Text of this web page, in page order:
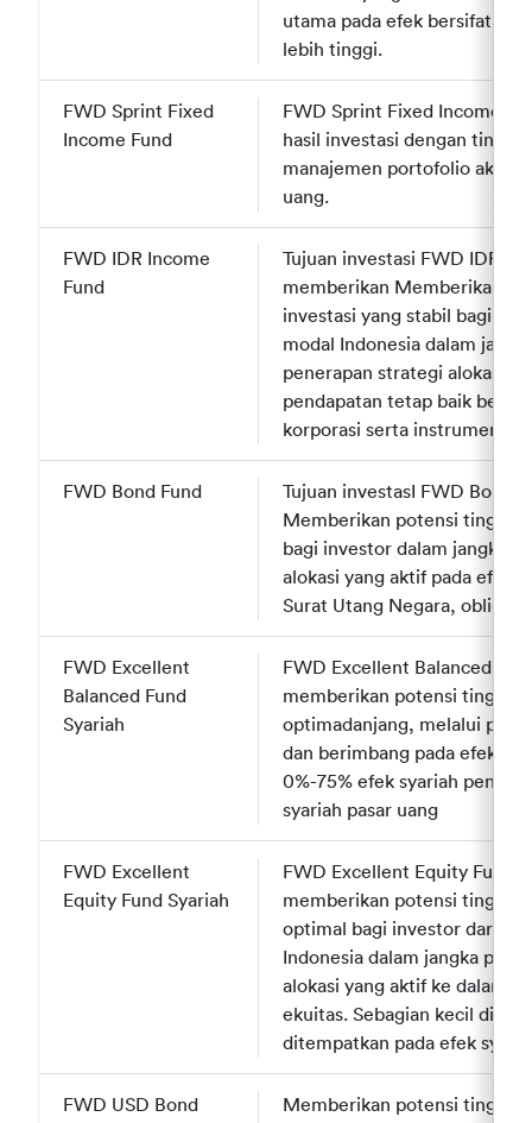
FWD Sprint Fixed
Income Fund
FWD IDR Income
Fund
FWD Bond Fund
FWD Excellent
Balanced Fund
Syariah
FWD Excellent
Equity Fund Syariah
FWD USD Bond
utama pada efek bersifat
lebih tinggi.
FWD Sprint Fixed
Income Fund
FWD Sprint Fixed Income
hasil investasi dengan
manajemen portofolio aktif
uang.
FWD IDR Income
Fund
Tujuan investasi FWD IDR
memberikan Memberikan
investasi yang stabil bagi
modal Indonesia dalam
penerapan strategi alokasi
pendapatan tetap baik
korporasi serta instrumen
FWD Bond Fund
Tujuan investasI FWD Bond
Memberikan potensi tingkat
bagi investor dalam jangka
alokasi yang aktif pada efek
Surat Utang Negara, obligasi
FWD Excellent
Balanced Fund
Syariah
FWD Excellent Balanced
memberikan potensi tingkat
optimadanjang, melalui
dan berimbang pada efek
0%-75% efek syariah
syariah pasar uang
FWD Excellent
Equity Fund Syariah
FWD Excellent Equity Fund
memberikan potensi tingkat
optimal bagi investor dari
Indonesia dalam jangka
alokasi yang aktif ke dalam
ekuitas. Sebagian kecil
ditempatkan pada efek
FWD USD Bond
Memberikan potensi tingkat